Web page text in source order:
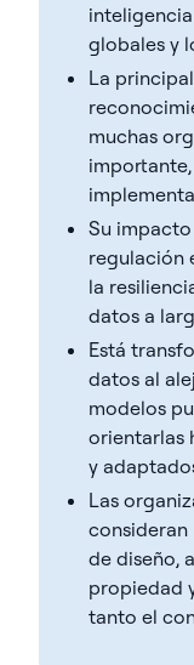
globales y
La
muchas
Su
regulación
la
datos a
Está
datos al
modelos
orientarlas
y
Las
de diseño,
propiedad
tanto el